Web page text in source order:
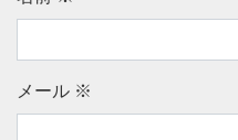
メール ※